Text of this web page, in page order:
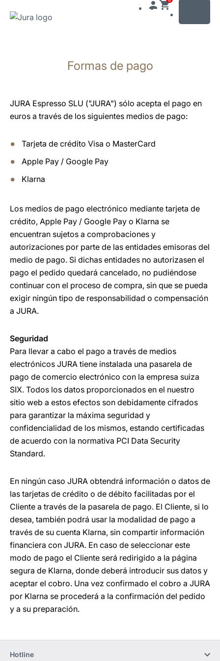
Formas de pago
JURA Espresso SLU ("JURA") sólo acepta el pago en
euros a través de los siguientes medios de pago:
Tarjeta de crédito Visa o MasterCard
Apple Pay / Google Pay
Klarna
Los medios de pago electrónico mediante tarjeta de
crédito, Apple Pay / Google Pay o Klarna se
encuentran sujetos a comprobaciones y
autorizaciones por parte de las entidades emisoras del
medio de pago. Si dichas entidades no autorizasen el
pago el pedido quedará cancelado, no pudiéndose
continuar con el proceso de compra, sin que se pueda
exigir ningún tipo de responsabilidad o compensación
a JURA.
Seguridad
Para llevar a cabo el pago a través de medios
electrónicos JURA tiene instalada una pasarela de
pago de comercio electrónico con la empresa suiza
SIX. Todos los datos proporcionados en el nuestro
sitio web a estos efectos son debidamente cifrados
para garantizar la máxima seguridad y
confidencialidad de los mismos, estando certificadas
de acuerdo con la normativa PCI Data Security
Standard.
En ningún caso JURA obtendrá información o datos de
las tarjetas de crédito o de débito facilitadas por el
Cliente a través de la pasarela de pago. El Cliente, si lo
desea, también podrá usar la modalidad de pago a
través de su cuenta Klarna, sin compartir información
financiera con JURA. En caso de seleccionar este
modo de pago el Cliente será redirigido a la página
segura de Klarna, donde deberá introducir sus datos y
aceptar el cobro. Una vez confirmado el cobro a JURA
por Klarna se procederá a la confirmación del pedido
y a su preparación.
Hotline